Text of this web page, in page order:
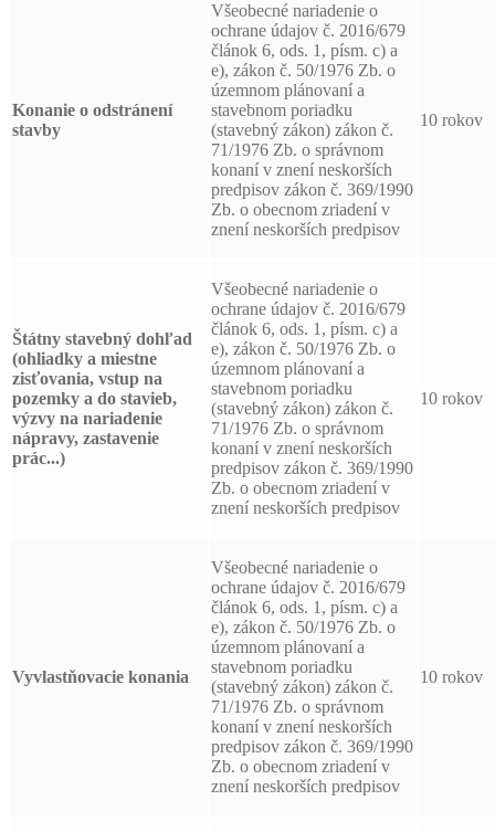
Konanie o odstránení
stavby
Všeobecné nariadenie o
ochrane údajov č. 2016/679
článok 6, ods. 1, písm. c) a
e), zákon č. 50/1976 Zb. o
územnom plánovaní a
stavebnom poriadku
(stavebný zákon) zákon č.
71/1976 Zb. o správnom
konaní v znení neskorších
predpisov zákon č. 369/1990
Zb. o obecnom zriadení v
znení neskorších predpisov
10 rokov
Štátny stavebný dohľad
(ohliadky a miestne
zisťovania, vstup na
pozemky a do stavieb,
výzvy na nariadenie
nápravy, zastavenie
prác...)
Všeobecné nariadenie o
ochrane údajov č. 2016/679
článok 6, ods. 1, písm. c) a
e), zákon č. 50/1976 Zb. o
územnom plánovaní a
stavebnom poriadku
(stavebný zákon) zákon č.
71/1976 Zb. o správnom
konaní v znení neskorších
predpisov zákon č. 369/1990
Zb. o obecnom zriadení v
znení neskorších predpisov
10 rokov
Vyvlastňovacie konania
Všeobecné nariadenie o
ochrane údajov č. 2016/679
článok 6, ods. 1, písm. c) a
e), zákon č. 50/1976 Zb. o
územnom plánovaní a
stavebnom poriadku
(stavebný zákon) zákon č.
71/1976 Zb. o správnom
konaní v znení neskorších
predpisov zákon č. 369/1990
Zb. o obecnom zriadení v
znení neskorších predpisov
10 rokov